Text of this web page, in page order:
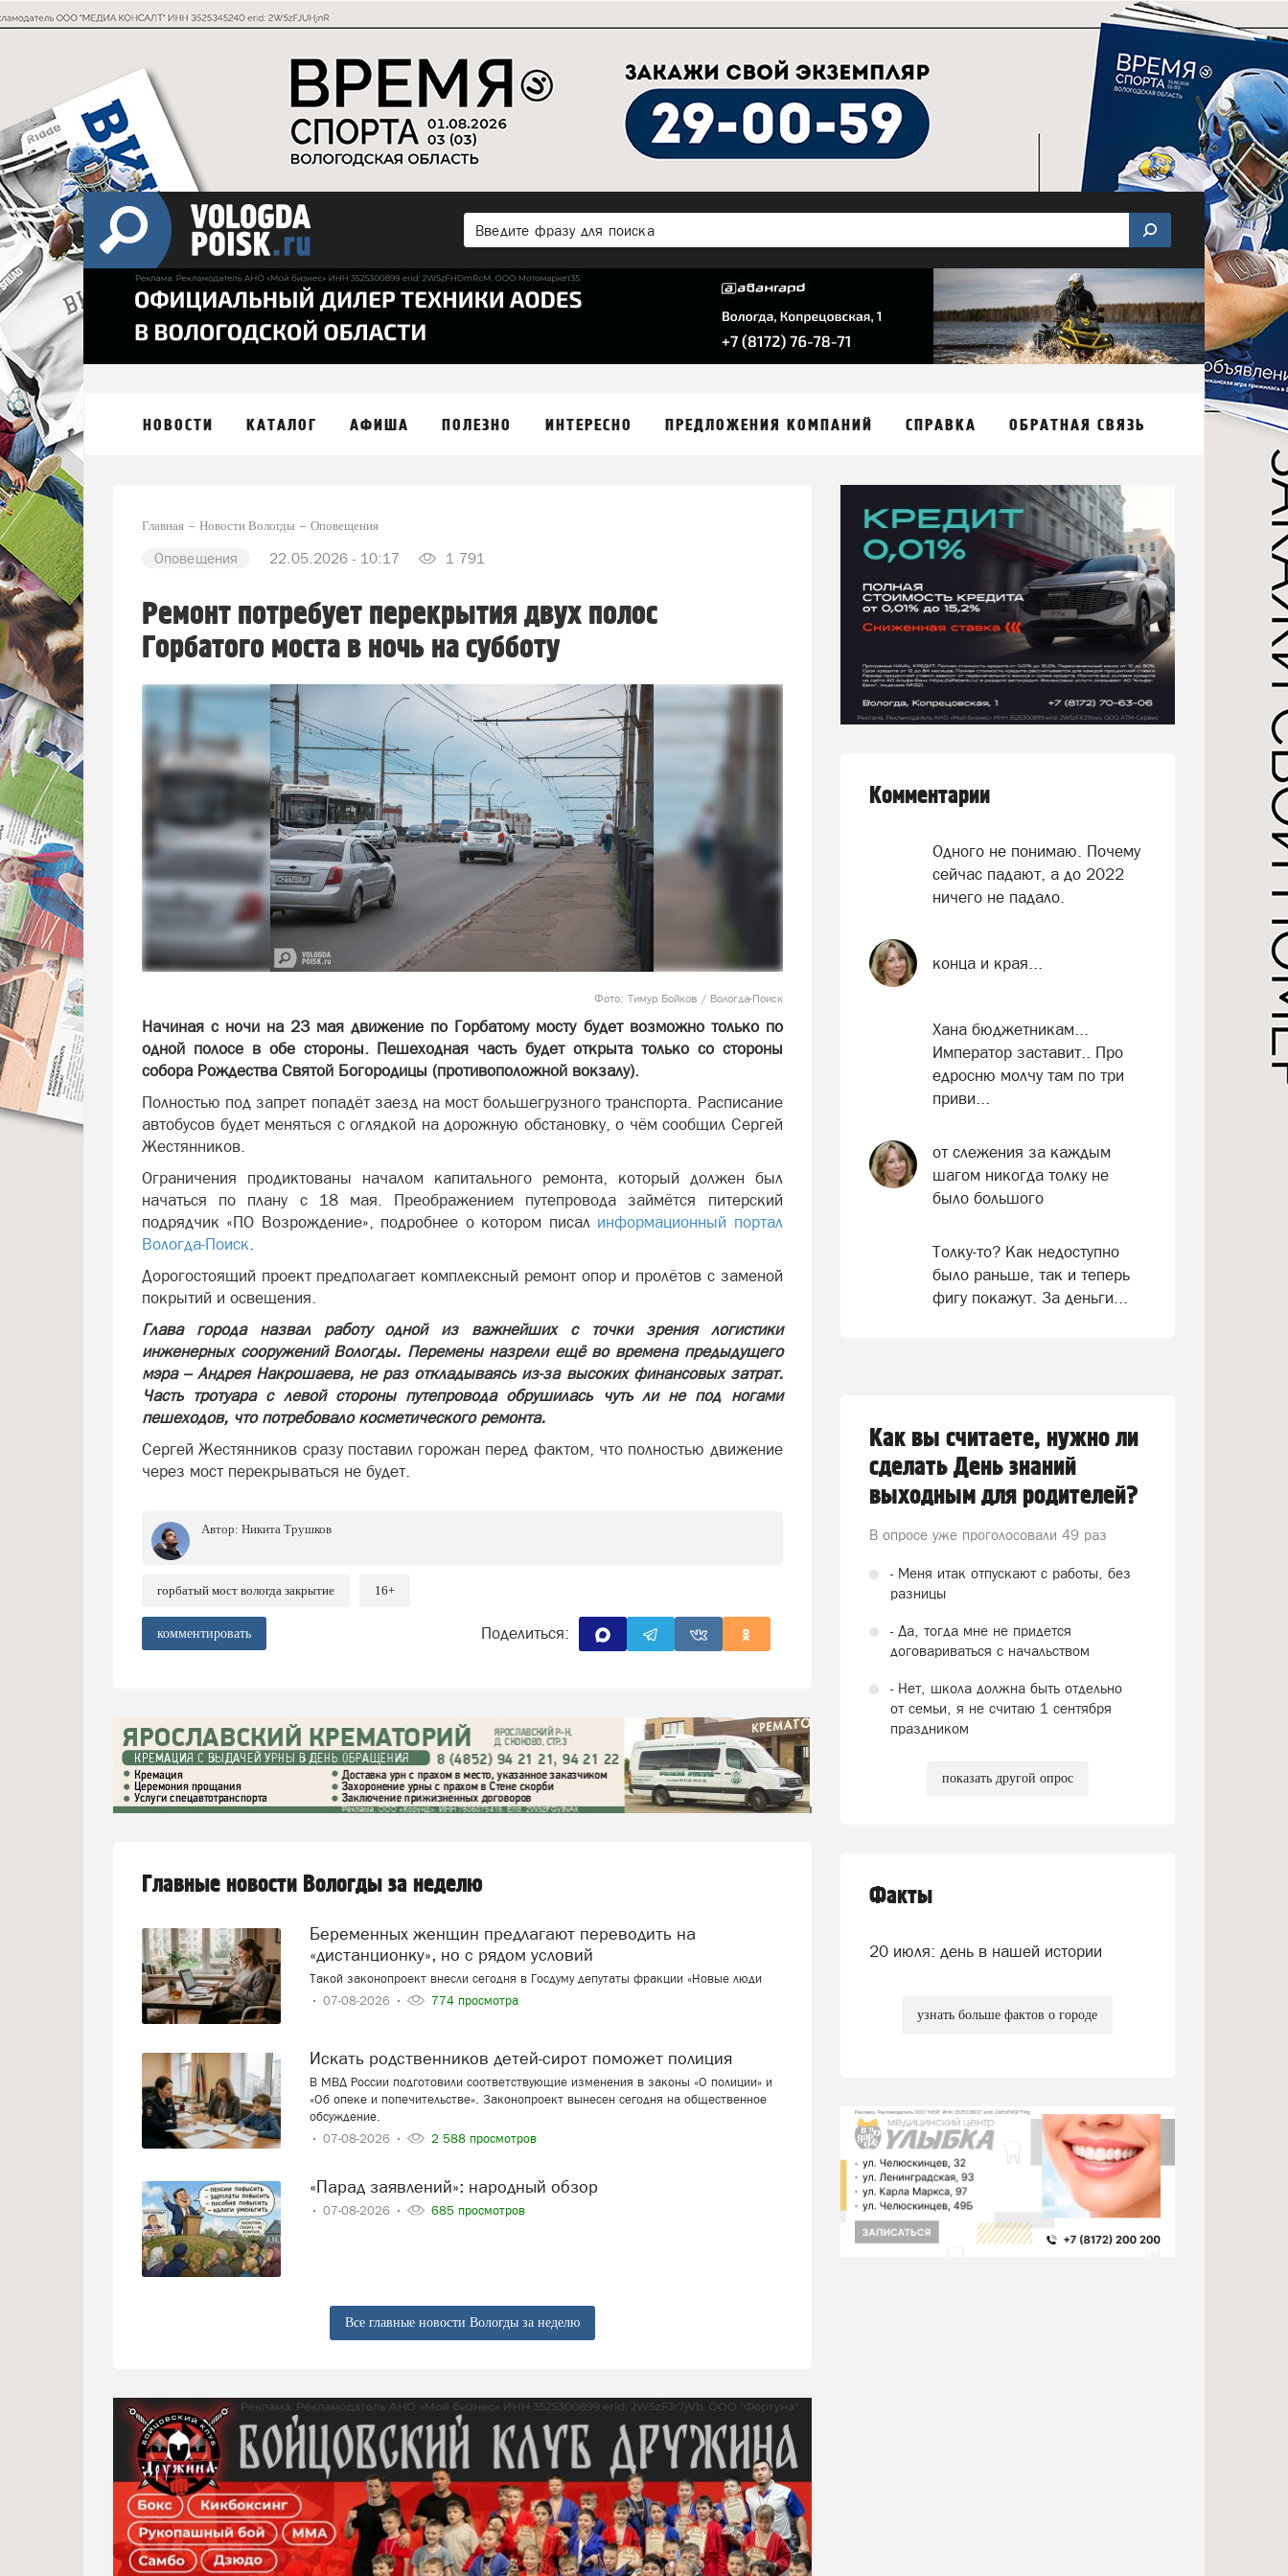
НОВОСТИ КАТАЛОГ АФИША ПОЛЕЗНО ИНТЕРЕСНО ПРЕДЛОЖЕНИЯ КОМПАНИЙ СПРАВКА ОБРАТНАЯ СВЯЗЬ
Главная Новости Вологды Оповещения
Оповещения 22.05.2026 - 10:17 1 791
Ремонт потребует перекрытия двух полос
Горбатого моста в ночь на субботу
Фото: Тимур Бойков / Вологда-Поиск
Начиная с ночи на 23 мая движение по Горбатому мосту будет возможно только по
одной полосе в обе стороны. Пешеходная часть будет открыта только со стороны
собора Рождества Святой Богородицы (противоположной вокзалу).
Полностью под запрет попадёт заезд на мост большегрузного транспорта. Расписание
автобусов будет меняться с оглядкой на дорожную обстановку, о чём сообщил Сергей
Жестянников.
Ограничения продиктованы началом капитального ремонта, который должен был
начаться по плану с 18 мая. Преображением путепровода займётся питерский
подрядчик «ПО Возрождение», подробнее о котором писал информационный портал
Вологда-Поиск.
Дорогостоящий проект предполагает комплексный ремонт опор и пролётов с заменой
покрытий и освещения.
Глава города назвал работу одной из важнейших с точки зрения логистики
инженерных сооружений Вологды. Перемены назрели ещё во времена предыдущего
мэра – Андрея Накрошаева, не раз откладываясь из-за высоких финансовых затрат.
Часть тротуара с левой стороны путепровода обрушилась чуть ли не под ногами
пешеходов, что потребовало косметического ремонта.
Сергей Жестянников сразу поставил горожан перед фактом, что полностью движение
через мост перекрываться не будет.
Автор: Никита Трушков
горбатый мост вологда закрытие 16+
комментировать Поделиться:
Главные новости Вологды за неделю
Беременных женщин предлагают переводить на
«дистанционку», но с рядом условий
Такой законопроект внесли сегодня в Госдуму депутаты фракции «Новые люди
07-08-2026
774 просмотра
Искать родственников детей-сирот поможет полиция
В МВД России подготовили соответствующие изменения в законы «О полиции» и
«Об опеке и попечительстве». Законопроект вынесен сегодня на общественное
обсуждение.
07-08-2026
2 588 просмотров
«Парад заявлений»: народный обзор
07-08-2026 685 просмотров
Все главные новости Вологды за неделю
Комментарии
Одного не понимаю. Почему
сейчас падают, а до 2022
ничего не падало.
конца и края...
Хана бюджетникам...
Император заставит.. Про
едросню молчу там по три
приви...
от слежения за каждым
шагом никогда толку не
было большого
Толку-то? Как недоступно
было раньше, так и теперь
фигу покажут. За деньги...
Как вы считаете, нужно ли
сделать День знаний
выходным для родителей?
В опросе уже проголосовали 49 раз
- Меня итак отпускают с работы, без
разницы
- Да, тогда мне не придется
договариваться с начальством
- Нет, школа должна быть отдельно
от семьи, я не считаю 1 сентября
праздником
показать другой опрос
Факты
20 июля: день в нашей истории
узнать больше фактов о городе